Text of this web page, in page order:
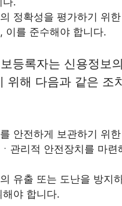
정확성을 평가하기 위
이를 준수해야 합니다.
등록자는 신용정보
위해 다음과 같은 조
안전하게 보관하기 위
ㆍ관리적 안전장치를 마련
유출 또는 도난을 방지
해야 합니다.